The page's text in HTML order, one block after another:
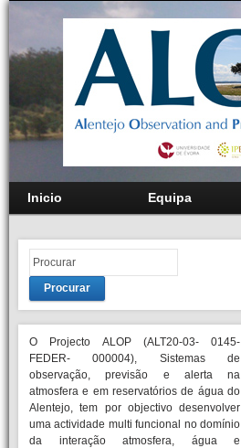
Inicio Equipa
Procurar
O Projecto ALOP (ALT20-03- 0145-
FEDER- 000004), Sistemas de
observação, previsão e alerta na
atmosfera e em reservatórios de água do
Alentejo, tem por objectivo desenvolver
uma actividade multi funcional no domínio
da interação atmosfera, água e